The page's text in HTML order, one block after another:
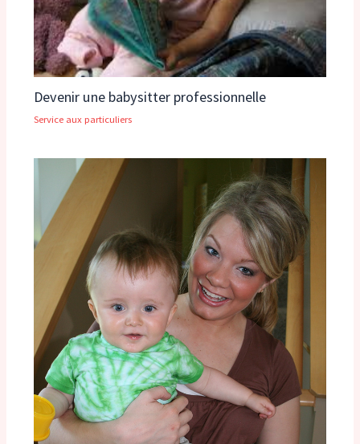
Devenir une babysitter professionnelle
Service aux particuliers